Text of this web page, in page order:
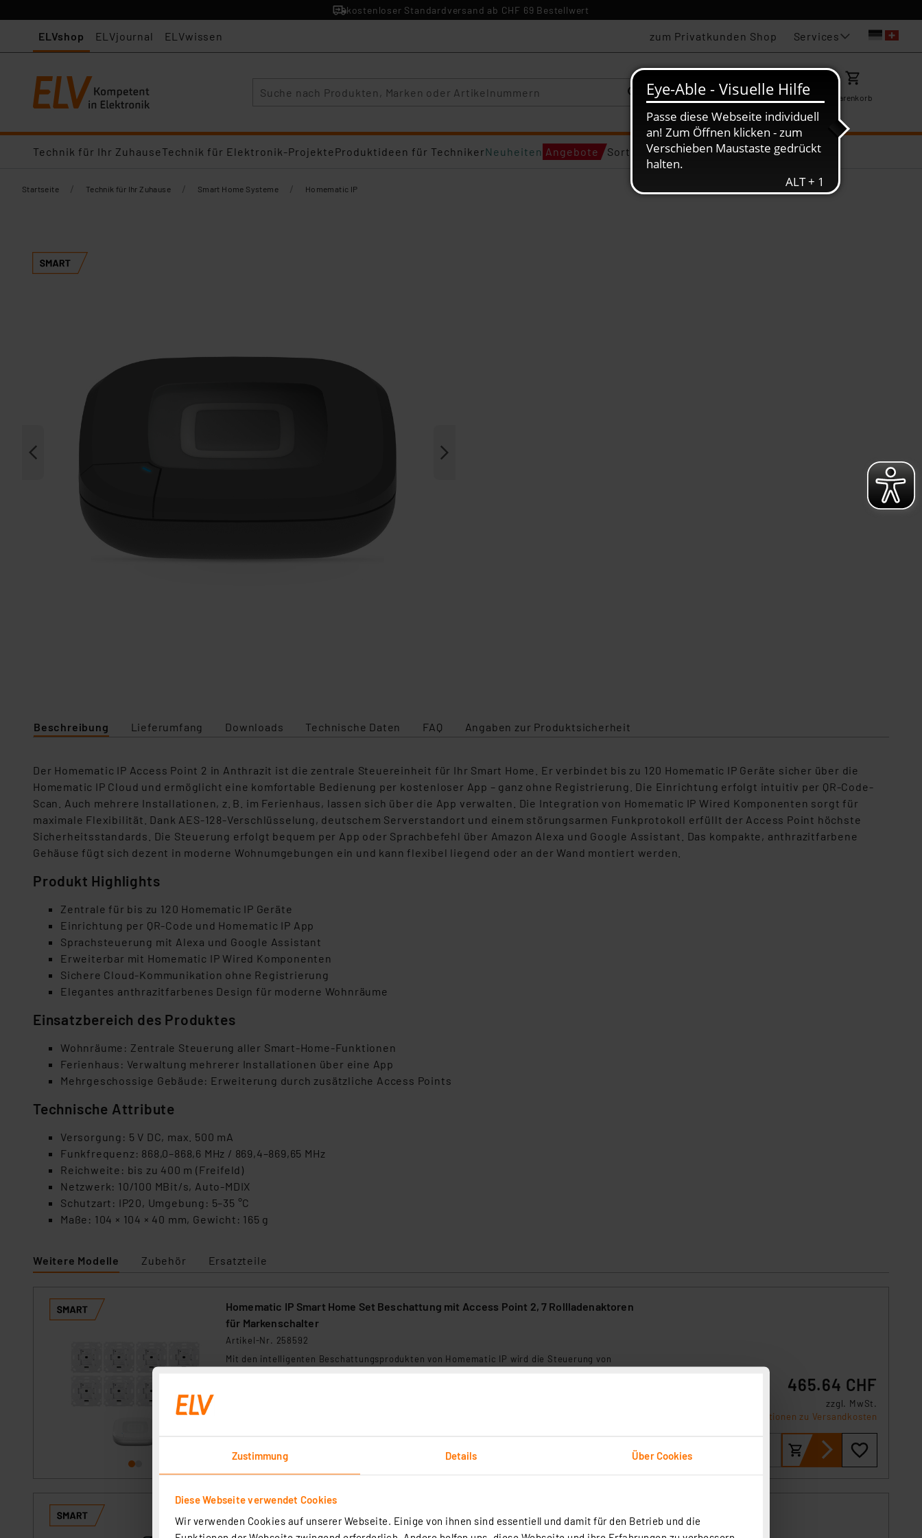
Zustimmung Details Über Cookies
Diese Webseite verwendet Cookies
Wir verwenden Cookies auf unserer Webseite. Einige von ihnen sind essentiell und damit für den Betrieb und die
kostenloser Standardversand ab CHF 69 Bestellwert
ELVshop ELVjournal ELVwissen zum Privatkunden Shop Services
KarriereMein ELV Merkzettel Warenkorb
Technik für Ihr ZuhauseTechnik für Elektronik-ProjekteProduktideen für TechnikerNeuheiten Angebote Sortiments-Deals
Startseite / Technik für Ihr Zuhause / Smart Home Systeme / Homematic IP
Beschreibung Lieferumfang Downloads Technische Daten FAQ Angaben zur Produktsicherheit
Der Homematic IP Access Point 2 in Anthrazit ist die zentrale Steuereinheit für Ihr Smart Home. Er verbindet bis zu 120 Homematic IP Geräte sicher über die
Homematic IP Cloud und ermöglicht eine komfortable Bedienung per kostenloser App – ganz ohne Registrierung. Die Einrichtung erfolgt intuitiv per QR-Code-
Scan. Auch mehrere Installationen, z. B. im Ferienhaus, lassen sich über die App verwalten. Die Integration von Homematic IP Wired Komponenten sorgt für
maximale Flexibilität. Dank AES-128-Verschlüsselung, deutschem Serverstandort und einem störungsarmen Funkprotokoll erfüllt der Access Point höchste
Sicherheitsstandards. Die Steuerung erfolgt bequem per App oder Sprachbefehl über Amazon Alexa und Google Assistant. Das kompakte, anthrazitfarbene
Gehäuse fügt sich dezent in moderne Wohnumgebungen ein und kann flexibel liegend oder an der Wand montiert werden.
Produkt Highlights
Zentrale für bis zu 120 Homematic IP Geräte
Einrichtung per QR-Code und Homematic IP App
Sprachsteuerung mit Alexa und Google Assistant
Erweiterbar mit Homematic IP Wired Komponenten
Sichere Cloud-Kommunikation ohne Registrierung
Elegantes anthrazitfarbenes Design für moderne Wohnräume
Einsatzbereich des Produktes
Wohnräume: Zentrale Steuerung aller Smart-Home-Funktionen
Ferienhaus: Verwaltung mehrerer Installationen über eine App
Mehrgeschossige Gebäude: Erweiterung durch zusätzliche Access Points
Technische Attribute
Versorgung: 5 V DC, max. 500 mA
Funkfrequenz: 868,0–868,6 MHz / 869,4–869,65 MHz
Reichweite: bis zu 400 m (Freifeld)
Netzwerk: 10/100 MBit/s, Auto-MDIX
Schutzart: IP20, Umgebung: 5–35 °C
Maße: 104 × 104 × 40 mm, Gewicht: 165 g
Weitere Modelle Zubehör Ersatzteile
Homematic IP Smart Home Set Beschattung mit Access Point 2, 7 Rollladenaktoren
für Markenschalter
Artikel-Nr. 258592
Mit den intelligenten Beschattungsprodukten von Homematic IP wird die Steuerung von
465.64 CHF
zzgl. MwSt.
Informationen zu Versandkosten
Heizkörperthermostaten, Wandthermostat, 2 Fenster-Türkontakte